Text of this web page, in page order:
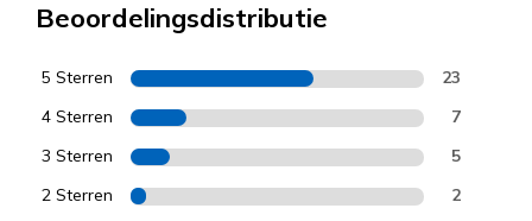
Beoordelingsdistributie
5 Sterren 23
4 Sterren 7
3 Sterren 5
2 Sterren 2